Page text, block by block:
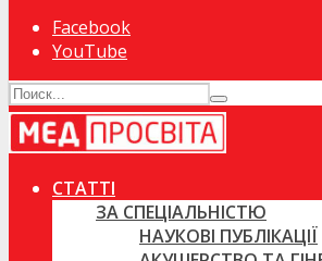
Facebook
YouTube
СТАТТІ
ЗА СПЕЦІАЛЬНІСТЮ
НАУКОВІ ПУБЛІКАЦІЇ